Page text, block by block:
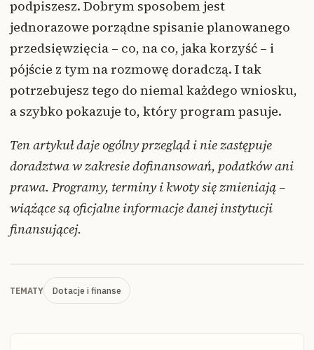
podpiszesz. Dobrym sposobem jest
jednorazowe porządne spisanie planowanego
przedsięwzięcia – co, na co, jaka korzyść – i
pójście z tym na rozmowę doradczą. I tak
potrzebujesz tego do niemal każdego wniosku,
a szybko pokazuje to, który program pasuje.
Ten artykuł daje ogólny przegląd i nie zastępuje
doradztwa w zakresie dofinansowań, podatków ani
prawa. Programy, terminy i kwoty się zmieniają –
wiążące są oficjalne informacje danej instytucji
finansującej.
TEMATY Dotacje i finanse